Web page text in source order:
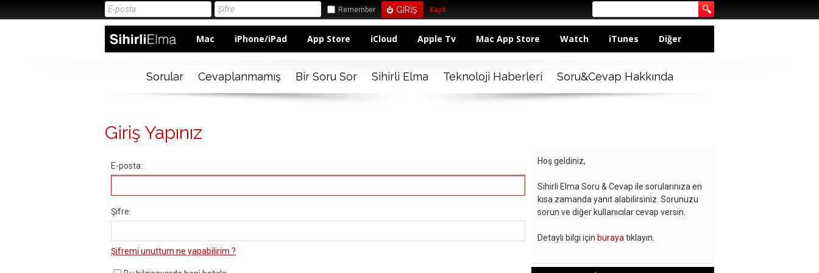
Remember Kayıt
Mac iPhone/iPad App Store iCloud Apple Tv Mac App Store Watch iTunes Diğer
Sorular Cevaplanmamış Bir Soru Sor Sihirli Elma Teknoloji Haberleri Soru&Cevap Hakkında
Giriş Yapınız
E-posta:
Şifre:
Şifremi unuttum ne yapabilirim ?
Hoş geldiniz,
Sihirli Elma Soru & Cevap ile sorularınıza en
kısa zamanda yanıt alabilirsiniz. Sorunuzu
sorun ve diğer kullanıcılar cevap versin.
Detaylı bilgi için buraya tıklayın.